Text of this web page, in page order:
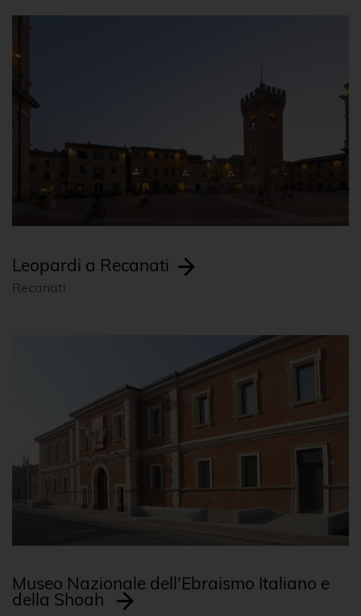
Leopardi a Recanati
Recanati
Museo Nazionale dell'Ebraismo Italiano e
della Shoah